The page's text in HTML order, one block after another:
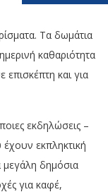
Τα δωμάτια
καθαριότητα
και για
εκδηλώσεις –
εκπληκτική
μεγάλη δημόσια
για καφέ,